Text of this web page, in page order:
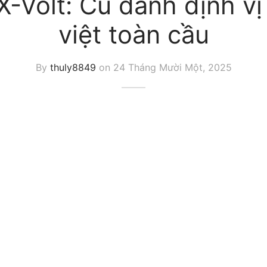
việt toàn cầu
By thuly8849 on 24 Tháng Mười Một, 2025